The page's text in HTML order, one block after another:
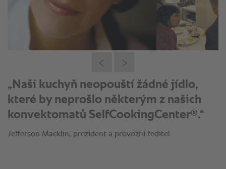
„Naši kuchyň neopouští žádné jídlo,
které by neprošlo některým z našich
konvektomatů SelfCookingCenter®.“
Jefferson Macklin, prezident a provozní ředitel